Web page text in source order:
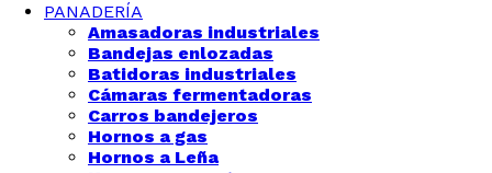
PANADERÍA
Amasadoras industriales
Bandejas enlozadas
Batidoras industriales
Cámaras fermentadoras
Carros bandejeros
Hornos a gas
Hornos a Leña